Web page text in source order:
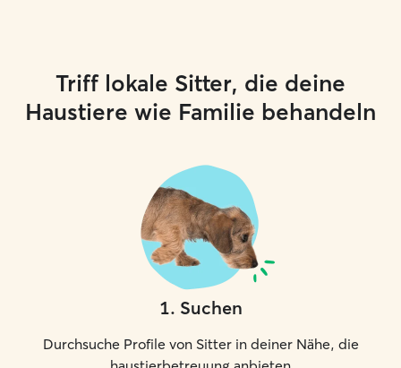
Triff lokale Sitter, die deine
Haustiere wie Familie behandeln
1. Suchen
Durchsuche Profile von Sitter in deiner Nähe, die